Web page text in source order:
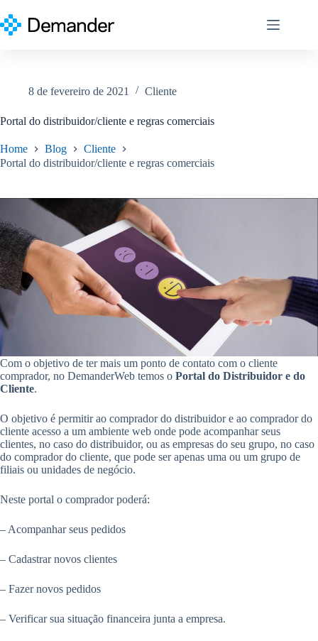
para
o
8 de fevereiro de 2021 Cliente
Portal do distribuidor/cliente e regras comerciais
Home Blog
Cliente
Portal do distribuidor/cliente e regras comerciais
Com o objetivo de ter mais um ponto de contato com o cliente
comprador, no DemanderWeb temos o Portal do Distribuidor e do
Cliente.
O objetivo é permitir ao comprador do distribuidor e ao comprador do
cliente acesso a um ambiente web onde pode acompanhar seus
clientes, no caso do distribuidor, ou as empresas do seu grupo, no caso
do comprador do cliente, que pode ser apenas uma ou um grupo de
filiais ou unidades de negócio.
Neste portal o comprador poderá:
– Acompanhar seus pedidos
– Cadastrar novos clientes
– Fazer novos pedidos
– Verificar sua situação financeira junta a empresa.